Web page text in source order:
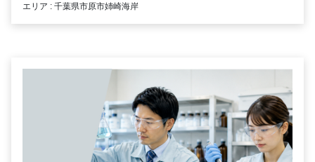
エリア : 千葉県市原市姉崎海岸